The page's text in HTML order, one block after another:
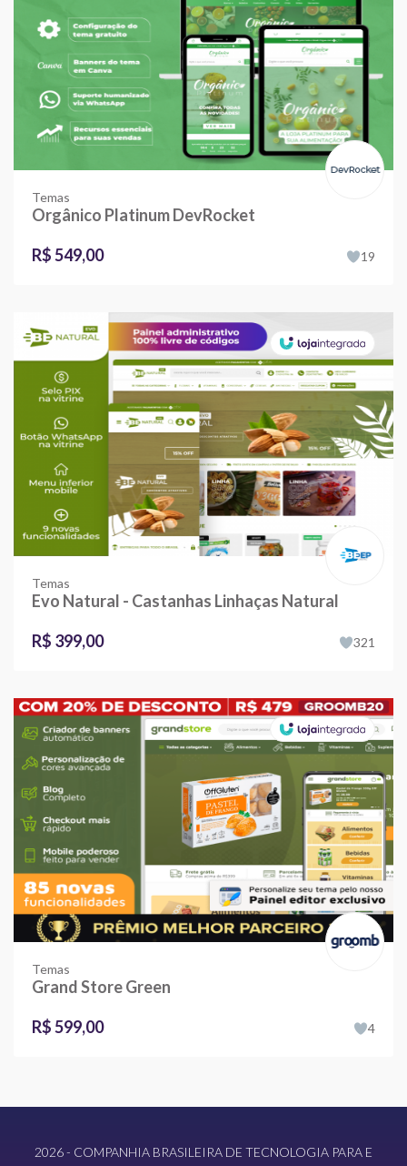
Temas
Orgânico Platinum DevRocket
R$ 549,00
19
Temas
Evo Natural - Castanhas Linhaças Natural
R$ 399,00
321
Temas
Grand Store Green
R$ 599,00
4
2026 - COMPANHIA BRASILEIRA DE TECNOLOGIA PARA E